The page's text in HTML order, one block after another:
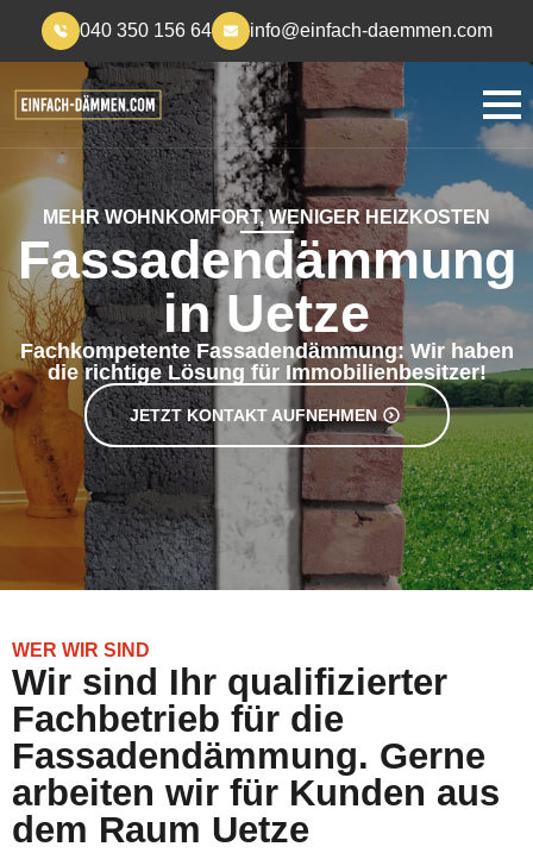
040 350 156 64 info@einfach-daemmen.com
MEHR WOHNKOMFORT, WENIGER HEIZKOSTEN
Fassadendämmung
in Uetze
Fachkompetente Fassadendämmung: Wir haben
die richtige Lösung für Immobilienbesitzer!
JETZT KONTAKT AUFNEHMEN
WER WIR SIND
Wir sind Ihr qualifizierter
Fachbetrieb für die
Fassadendämmung. Gerne
arbeiten wir für Kunden aus
dem Raum Uetze